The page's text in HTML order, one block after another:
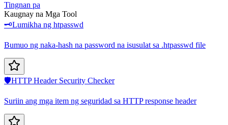
Tingnan pa
Kaugnay na Mga Tool
🗝️Lumikha ng htpasswd
Bumuo ng naka-hash na password na isusulat sa .htpasswd file
🛡️HTTP Header Security Checker
Suriin ang mga item ng seguridad sa HTTP response header